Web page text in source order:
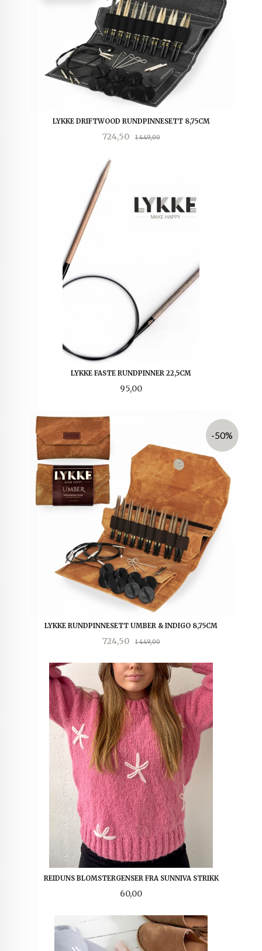
LYKKE DRIFTWOOD RUNDPINNESETT 8,75CM
Tilbud
724,50 1 449,00Rabatt
LYKKE FASTE RUNDPINNER 22,5CM
Pris
95,00
LYKKE RUNDPINNESETT UMBER & INDIGO 8,75CM
Tilbud
724,50 1 449,00Rabatt
-50%
REIDUNS BLOMSTERGENSER FRA SUNNIVA STRIKK
Pris
60,00